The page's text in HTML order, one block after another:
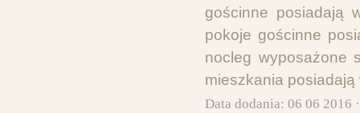
gościnne posiadają
pokoje gościnne
nocleg wyposażone
mieszkania posiadają
Data dodania: 06 06 2016